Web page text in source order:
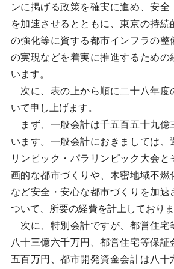
ンに掲げる政策を確実に進め、安全
を加速させるとともに、東京の持続
の強化等に資する都市インフラの整
の実現などを着実に推進するための
います。
次に、表の上から順に二十八年度
いて申し上げます。
まず、一般会計は千五百五十九億
います。一般会計におきましては、
リンピック・パラリンピック大会と
画的な都市づくりや、木密地域不燃
など安全・安心な都市づくりを加速
ついて、所要の経費を計上しておりま
次に、特別会計ですが、都営住宅
八十三億六千万円、都営住宅等保証
五百万円、都市開発資金会計は八十